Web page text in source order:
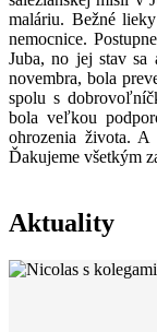
maláriu. Bežné
nemocnice.
Juba, no jej stav sa
novembra, bola
spolu s
bola veľkou
ohrozenia života.
Ďakujeme všetkým
Aktuality